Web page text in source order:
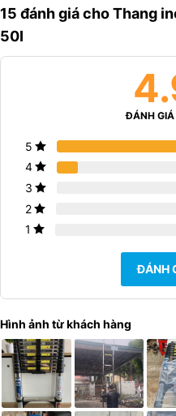
15 đánh giá choThang
50I
ĐÁNH GIÁ
5
4
3
2
1
ĐÁNH
Hình ảnh từ khách hàng